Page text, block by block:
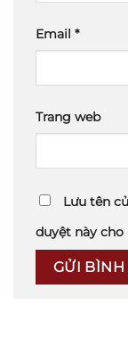
Email *
Trang web
Lưu tên
duyệt này cho